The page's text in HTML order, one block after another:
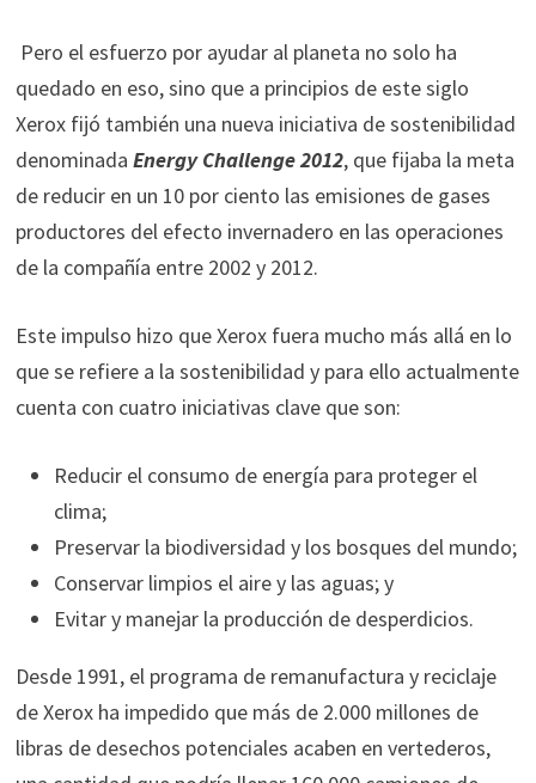
Pero el esfuerzo por ayudar al planeta no solo ha
quedado en eso, sino que a principios de este siglo
Xerox fijó también una nueva iniciativa de sostenibilidad
denominada Energy Challenge 2012, que fijaba la meta
de reducir en un 10 por ciento las emisiones de gases
productores del efecto invernadero en las operaciones
de la compañía entre 2002 y 2012.
Este impulso hizo que Xerox fuera mucho más allá en lo
que se refiere a la sostenibilidad y para ello actualmente
cuenta con cuatro iniciativas clave que son:
Reducir el consumo de energía para proteger el
clima;
Preservar la biodiversidad y los bosques del mundo;
Conservar limpios el aire y las aguas; y
Evitar y manejar la producción de desperdicios.
Desde 1991, el programa de remanufactura y reciclaje
de Xerox ha impedido que más de 2.000 millones de
libras de desechos potenciales acaben en vertederos,